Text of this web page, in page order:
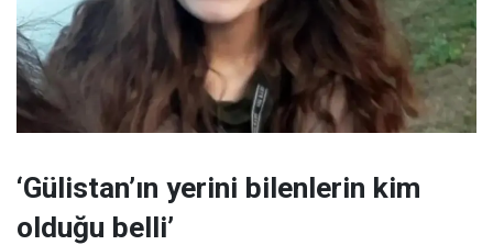
‘Gülistan’ın yerini bilenlerin kim
olduğu belli’